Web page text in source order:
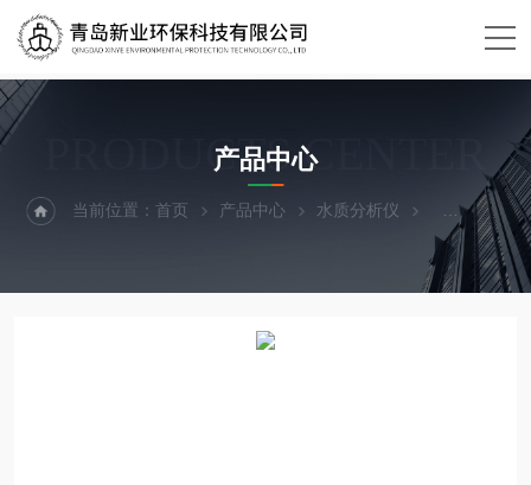
PRODUCTS CENTER
产品中心
当前位置：首页 产品中心 水质分析仪 液液萃取仪